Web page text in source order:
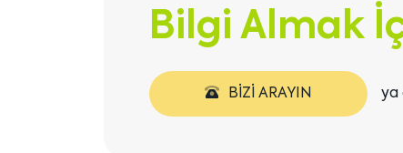
Bilgi Almak
BIZI ARAYIN ya